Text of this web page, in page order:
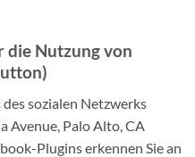
die Nutzung von
sozialen Netzwerks
Avenue, Palo Alto, CA
Plugins erkennen Sie an